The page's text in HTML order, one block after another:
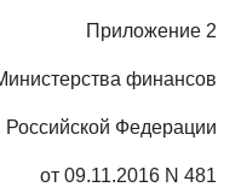
Приложение 2
финансов
Российской Федерации
от 09.11.2016 N 481